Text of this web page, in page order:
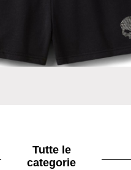
black
Tutte le
categorie